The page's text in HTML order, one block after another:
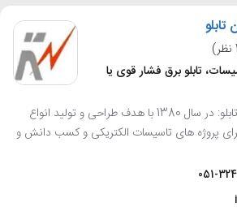
تابلو برق فشار قوی یا
شرکت مهندسی کیان تابلو: در سال 1380 با هدف طراحی و تولید انواع
پروژه های تاسیسات الکتریکی و کسب دانش و
051-